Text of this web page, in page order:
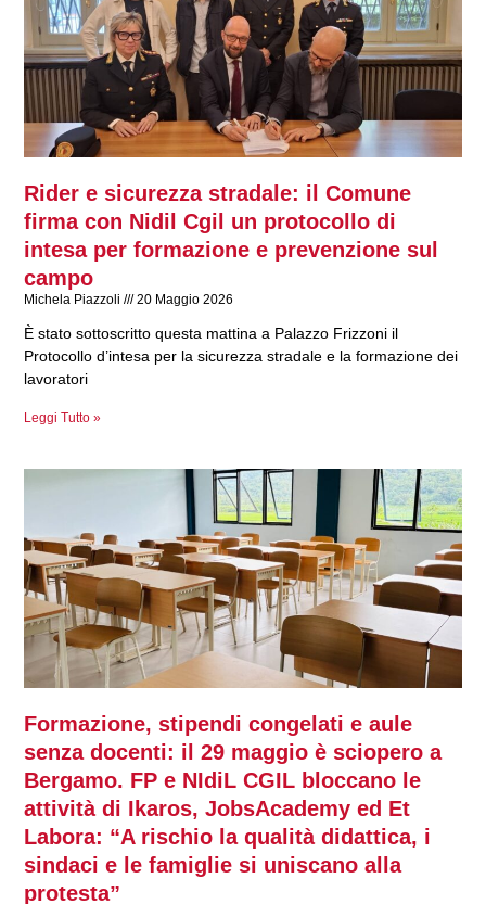
Rider e sicurezza stradale: il Comune
firma con Nidil Cgil un protocollo di
intesa per formazione e prevenzione sul
campo
Michela Piazzoli 20 Maggio 2026
È stato sottoscritto questa mattina a Palazzo Frizzoni il
Protocollo d’intesa per la sicurezza stradale e la formazione dei
lavoratori
Leggi Tutto »
Formazione, stipendi congelati e aule
senza docenti: il 29 maggio è sciopero a
Bergamo. FP e NIdiL CGIL bloccano le
attività di Ikaros, JobsAcademy ed Et
Labora: “A rischio la qualità didattica, i
sindaci e le famiglie si uniscano alla
protesta”